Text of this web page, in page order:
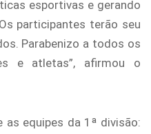
esportivas e gerando
participantes terão seu
Parabenizo a todos os
e atletas”, afirmou o
equipes da 1ª divisão: